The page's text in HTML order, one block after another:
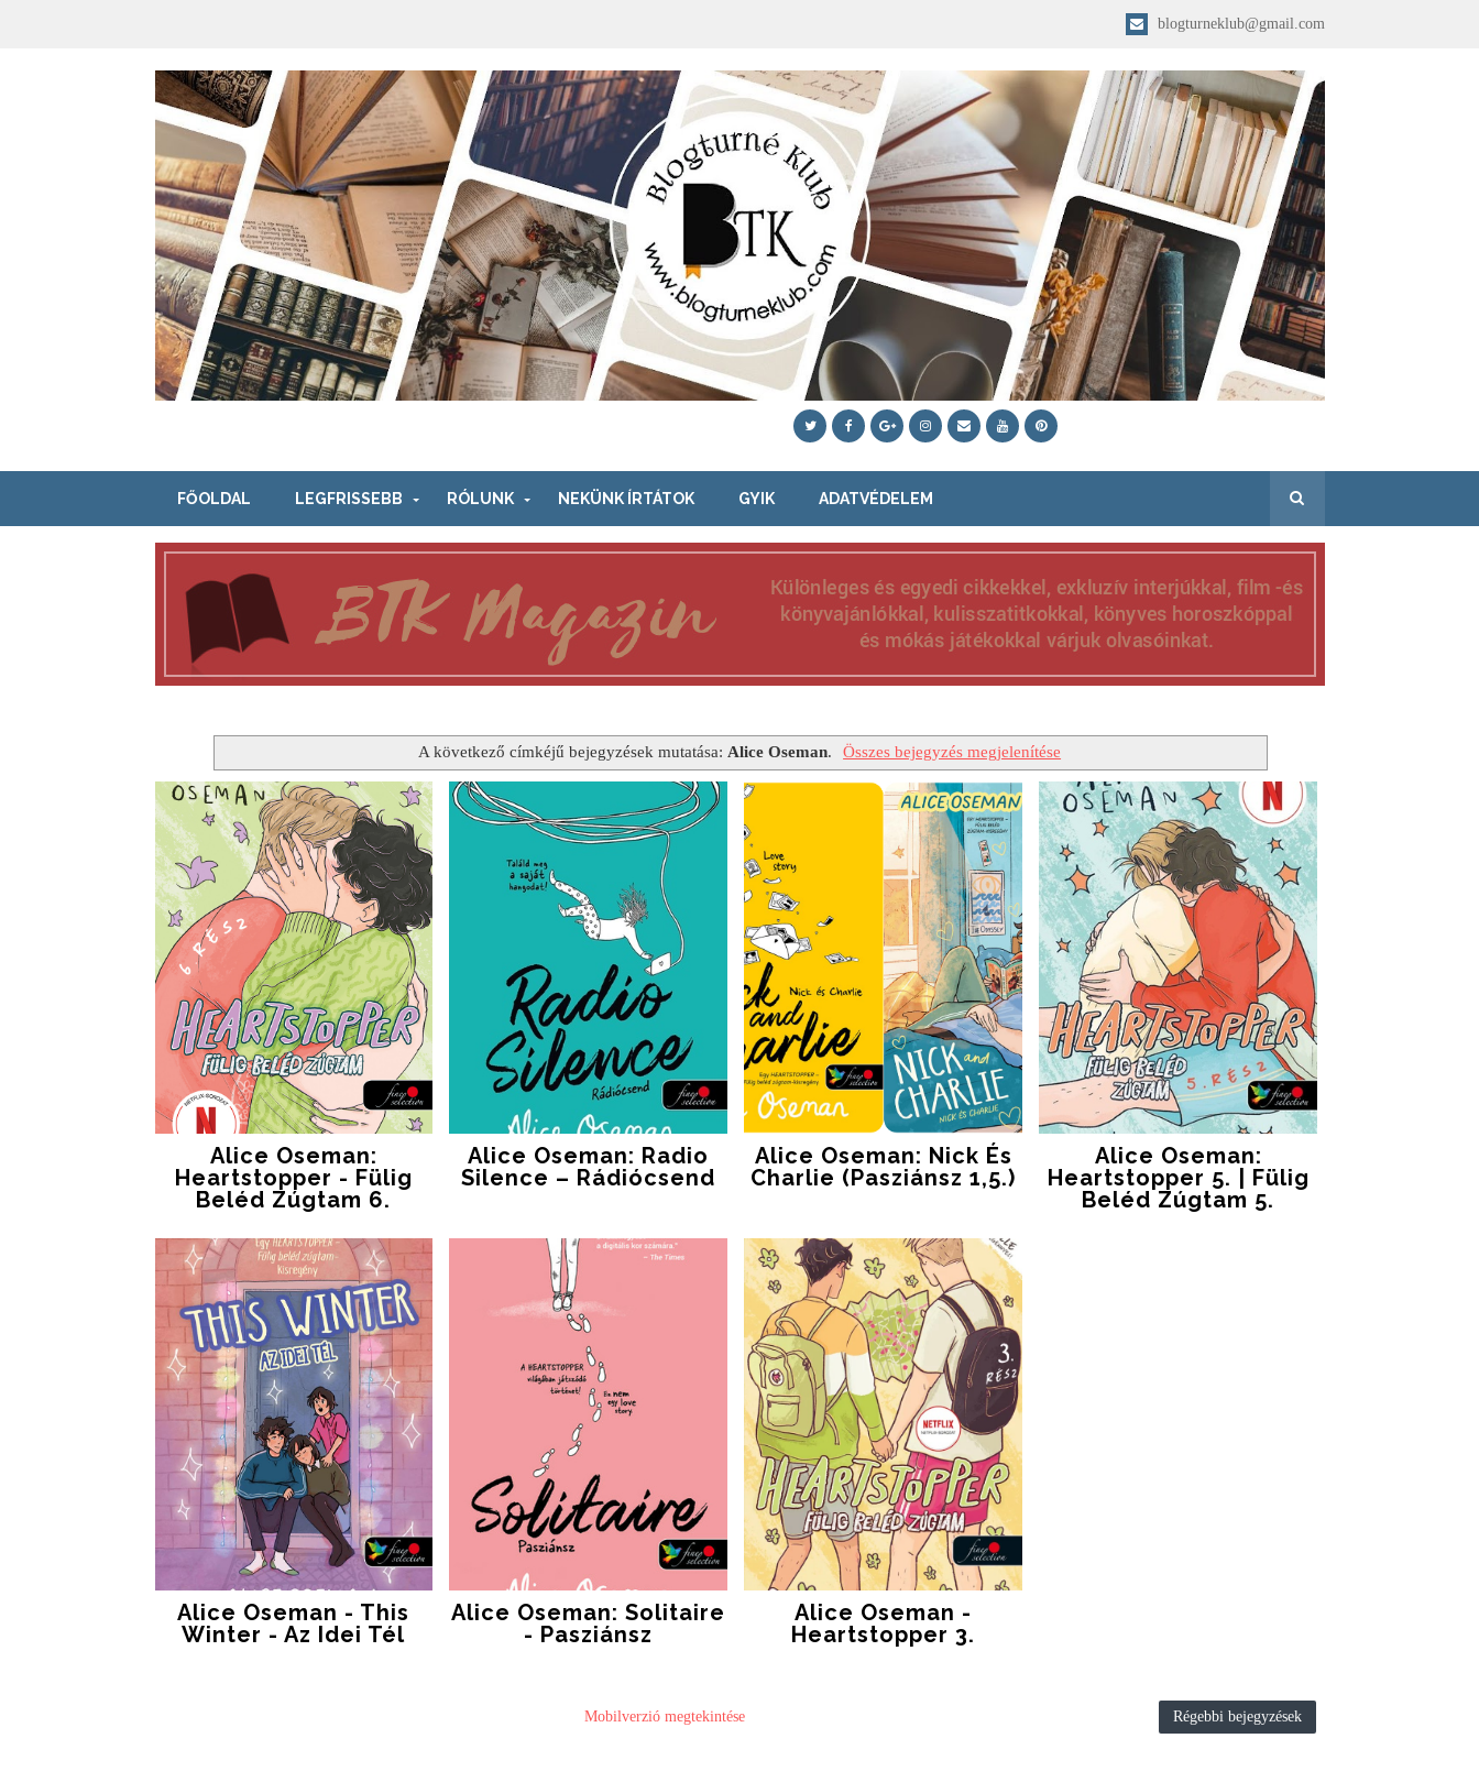
blogturneklub@gmail.com
FŐOLDAL LEGFRISSEBB RÓLUNK NEKÜNK ÍRTÁTOK GYIK ADATVÉDELEM
A következő címkéjű bejegyzések mutatása: Alice Oseman. Összes bejegyzés megjelenítése
Alice Oseman:
Heartstopper - Fülig
Beléd Zúgtam 6.
Alice Oseman: Radio
Silence – Rádiócsend
Alice Oseman: Nick És
Charlie (Pasziánsz 1,5.)
Alice Oseman:
Heartstopper 5. | Fülig
Beléd Zúgtam 5.
Alice Oseman - This
Winter - Az Idei Tél
Alice Oseman: Solitaire
- Pasziánsz
Alice Oseman -
Heartstopper 3.
Régebbi bejegyzések
Mobilverzió megtekintése